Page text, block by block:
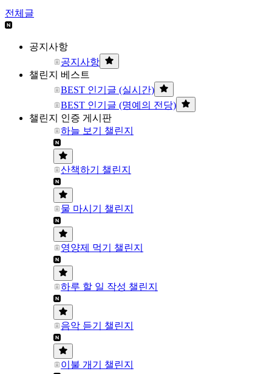
전체글
공지사항
공지사항
챌린지 베스트
BEST 인기글 (실시간)
BEST 인기글 (명예의 전당)
챌린지 인증 게시판
하늘 보기 챌린지
산책하기 챌린지
물 마시기 챌린지
영양제 먹기 챌린지
하루 할 일 작성 챌린지
음악 듣기 챌린지
이불 개기 챌린지